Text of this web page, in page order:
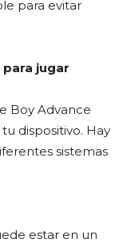
para evitar
jugar
Boy Advance
dispositivo. Hay
sistemas
estar en un